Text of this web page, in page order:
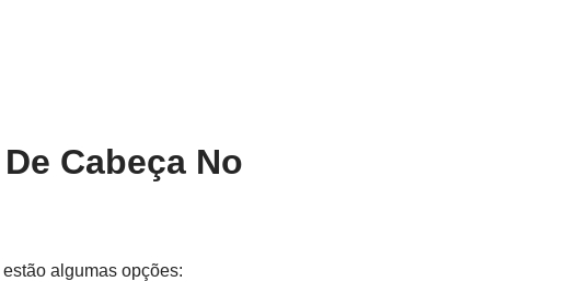
Cabeça No
algumas opções: